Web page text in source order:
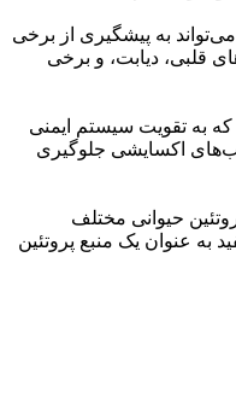
به پیشگیری از برخی
قلبی، دیابت، و برخی
به تقویت سیستم ایمنی
اکسایشی جلوگیری
حیوانی مختلف
به عنوان یک منبع پروتئین